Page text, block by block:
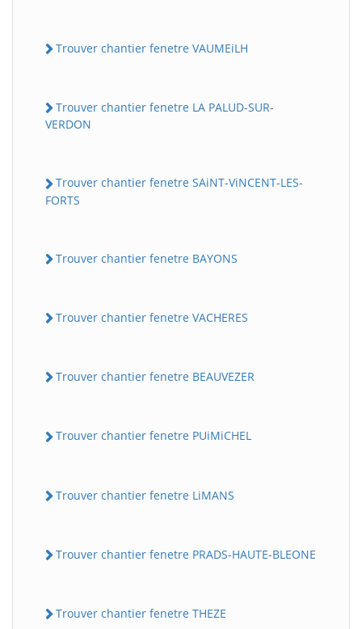
Trouver chantier fenetre VAUMEiLH
Trouver chantier fenetre LA PALUD-SUR-
VERDON
Trouver chantier fenetre SAiNT-ViNCENT-LES-
FORTS
Trouver chantier fenetre BAYONS
Trouver chantier fenetre VACHERES
Trouver chantier fenetre BEAUVEZER
Trouver chantier fenetre PUiMiCHEL
Trouver chantier fenetre LiMANS
Trouver chantier fenetre PRADS-HAUTE-BLEONE
Trouver chantier fenetre THEZE